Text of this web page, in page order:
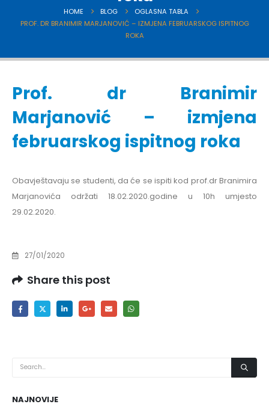
HOME BLOG
OGLASNA TABLA
PROF. DR BRANIMIR MARJANOVIĆ – IZMJENA FEBRUARSKOG ISPITNOG
ROKA
Prof. dr Branimir
Marjanović – izmjena
februarskog ispitnog roka
Obavještavaju se studenti, da će se ispiti kod prof.dr Branimira
Marjanovića održati 18.02.2020.godine u 10h umjesto
29.02.2020.
27/01/2020
Share this post
NAJNOVIJE